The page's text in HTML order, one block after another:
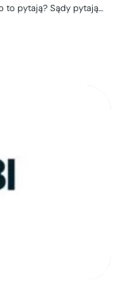
to pytają? Sądy pytają…